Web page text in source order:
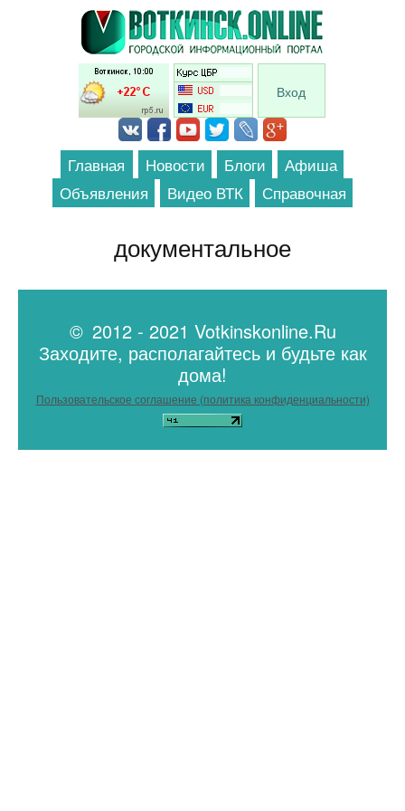
Перейти к основному содержанию
Вход
Главная Новости Блоги
Афиша
Объявления
Видео ВТК Справочная
документальное
© 2012 - 2021 Votkinskonline.Ru
Заходите, располагайтесь и будьте как
дома!
Пользовательское соглашение (политика конфиденциальности)